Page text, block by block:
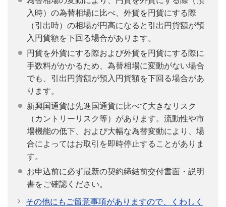
入時）の為替相場に比べ、外貨を円貨にする際
（引出時）の相場が円高になると引出円貨額が預
入円貨額を下回る場合があります。
円貨を外貨にする際および外貨を円貨にする際に
手数料がかかるため、為替相場に変動がない場合
でも、引出円貨額が預入円貨額を下回る場合があ
ります。
新興国通貨は先進国通貨に比べて大きなリスク
（カントリーリスク等）があります。流動性や市
場機能の低下、および大幅な為替変動により、場
合によってはお取引を即時停止することがありま
す。
お申込前に必ず最新の契約締結前交付書面・説明
書をご確認ください。
その他にもご留意事項がありますので、くわしく